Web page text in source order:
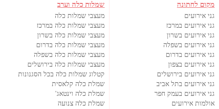
מקום לחתונה
גני אירועים
גני אירועים במרכז
גני אירועים בשרון
גני אירועים בשפלה
גני אירועים בדרום
גני אירועים בצפון
גני אירועים בירושלים
גני אירועים בתל אביב
גני אירועים בעמק חפר
אולמות אירועים
שמלות כלה וערב
מעצבי שמלות כלה
מעצבי שמלות כלה במרכז
מעצבי שמלות כלה בשרון
מעצבי שמלות כלה בדרום
מעצבי שמלות כלה בשפלה
מעצבי שמלות כלה בירושלים
קטלוג שמלות כלה בכל הסגנונות
שמלת כלה קלאסית
שמלת כלה וינטאג'
שמלת כלה צנועה